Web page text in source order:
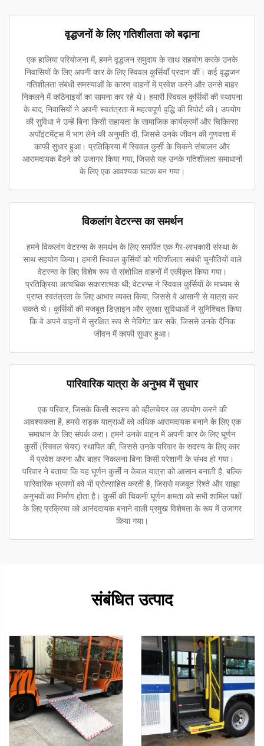
वृद्धजनों के लिए गतिशीलता को बढ़ाना
एक हालिया परियोजना में, हमने वृद्धजन समुदाय के साथ सहयोग करके उनके
निवासियों के लिए अपनी कार के लिए स्विवल कुर्सियाँ प्रदान कीं। कई वृद्धजन
गतिशीलता संबंधी समस्याओं के कारण वाहनों में प्रवेश करने और उनसे बाहर
निकलने में कठिनाइयों का सामना कर रहे थे। हमारी स्विवल कुर्सियों की स्थापना
के बाद, निवासियों ने अपनी स्वतंत्रता में महत्वपूर्ण वृद्धि की रिपोर्ट की। उपयोग
की सुविधा ने उन्हें बिना किसी सहायता के सामाजिक कार्यक्रमों और चिकित्सा
अपॉइंटमेंट्स में भाग लेने की अनुमति दी, जिससे उनके जीवन की गुणवत्ता में
काफी सुधार हुआ। प्रतिक्रिया में स्विवल कुर्सी के चिकने संचालन और
आरामदायक बैठने को उजागर किया गया, जिससे यह उनके गतिशीलता समाधानों
के लिए एक आवश्यक घटक बन गया।
विकलांग वेटरन्स का समर्थन
हमने विकलांग वेटरन्स के समर्थन के लिए समर्पित एक गैर-लाभकारी संस्था के
साथ सहयोग किया। हमारी स्विवल कुर्सियों को गतिशीलता संबंधी चुनौतियों वाले
वेटरन्स के लिए विशेष रूप से संशोधित वाहनों में एकीकृत किया गया।
प्रतिक्रिया अत्यधिक सकारात्मक थी; वेटरन्स ने स्विवल कुर्सियों के माध्यम से
प्राप्त स्वतंत्रता के लिए आभार व्यक्त किया, जिससे वे आसानी से यात्रा कर
सकते थे। कुर्सियों की मजबूत डिज़ाइन और सुरक्षा सुविधाओं ने सुनिश्चित किया
कि वे अपने वाहनों में सुरक्षित रूप से नेविगेट कर सकें, जिससे उनके दैनिक
जीवन में काफी सुधार हुआ।
पारिवारिक यात्रा के अनुभव में सुधार
एक परिवार, जिसके किसी सदस्य को व्हीलचेयर का उपयोग करने की
आवश्यकता है, हमसे सड़क यात्राओं को अधिक आरामदायक बनाने के लिए एक
समाधान के लिए संपर्क करा। हमने उनके वाहन में अपनी कार के लिए घूर्णन
कुर्सी (स्विवल चेयर) स्थापित की, जिससे उनके परिवार के सदस्य के लिए कार
में प्रवेश करना और बाहर निकलना बिना किसी परेशानी के संभव हो गया।
परिवार ने बताया कि यह घूर्णन कुर्सी न केवल यात्रा को आसान बनाती है, बल्कि
पारिवारिक भ्रमणों को भी प्रोत्साहित करती है, जिससे मजबूत रिश्ते और साझा
अनुभवों का निर्माण होता है। कुर्सी की चिकनी घूर्णन क्षमता को सभी शामिल पक्षों
के लिए प्रक्रिया को आनंददायक बनाने वाली प्रमुख विशेषता के रूप में उजागर
किया गया।
संबंधित उत्पाद